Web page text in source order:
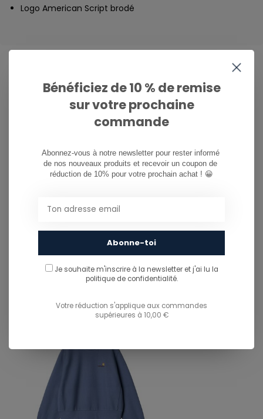
Logo American Script brodé
CAN WE HELP?
Service à la clientèle: heures d'ouverture
info@ostreet.be
TU POURRAIS AUSSI AIMER...
Bénéficiez de 10 % de remise
sur votre prochaine
commande
Abonnez-vous à notre newsletter pour rester informé
de nos nouveaux produits et recevoir un coupon de
réduction de 10% pour votre prochain achat ! 😀
Abonne-toi
Je souhaite m'inscrire à la newsletter et j'ai lu la
politique de confidentialité.
Votre réduction s'applique aux commandes
supérieures à 10,00 €